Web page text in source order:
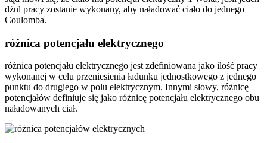
dżul pracy zostanie wykonany, aby naładować ciało do jednego
Coulomba.
różnica potencjału elektrycznego
różnica potencjału elektrycznego jest zdefiniowana jako ilość pracy
wykonanej w celu przeniesienia ładunku jednostkowego z jednego
punktu do drugiego w polu elektrycznym. Innymi słowy, różnicę
potencjałów definiuje się jako różnicę potencjału elektrycznego obu
naładowanych ciał.